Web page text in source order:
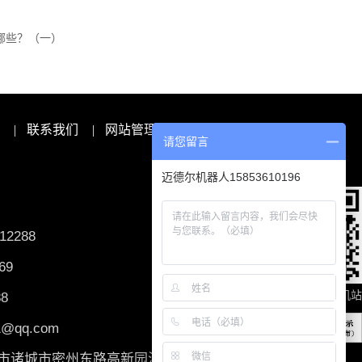
？（一）
| 联系我们 | 网站管理
扫一扫，查看手机站
请您留言
迈德尔机器人15853610196